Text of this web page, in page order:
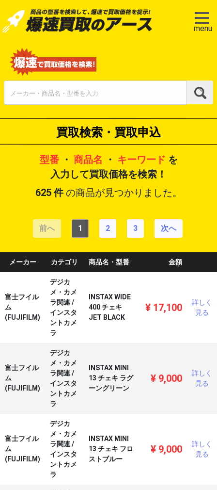
menu
買取検索・買取申込
型番・ 商品名 ・ キーワード を
入力して買取価格を検索！
625件の商品が見つかりました。
前へ 1 2 3 次へ
メーカー カテゴリ 商品名・型番 金額
富士フイル
ム
(FUJIFILM)
デジカ
メ・カメ
ラ関連/
インスタ
ントカメ
ラ
INSTAX WIDE
400 チェキ
JET BLACK
¥ 17,100
詳しく
見る
富士フイル
ム
(FUJIFILM)
デジカ
メ・カメ
ラ関連/
インスタ
ントカメ
ラ
INSTAX MINI
13 チェキ ラグ
ーングリーン
¥ 9,000
詳しく
見る
富士フイル
ム
(FUJIFILM)
デジカ
メ・カメ
ラ関連/
インスタ
ントカメ
ラ
INSTAX MINI
13 チェキ フロ
ストブルー
¥ 9,000
詳しく
見る